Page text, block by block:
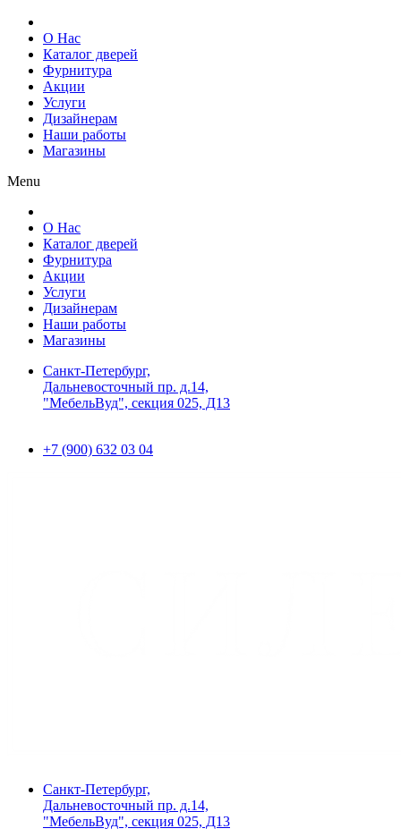
О Нас
Каталог дверей
Фурнитура
Акции
Услуги
Дизайнерам
Наши работы
Магазины
Menu
О Нас
Каталог дверей
Фурнитура
Акции
Услуги
Дизайнерам
Наши работы
Магазины
Санкт-Петербург,
Дальневосточный пр. д.14,
"МебельВуд", секция 025, Д13
+7 (900) 632 03 04
Санкт-Петербург,
Дальневосточный пр. д.14,
"МебельВуд", секция 025, Д13